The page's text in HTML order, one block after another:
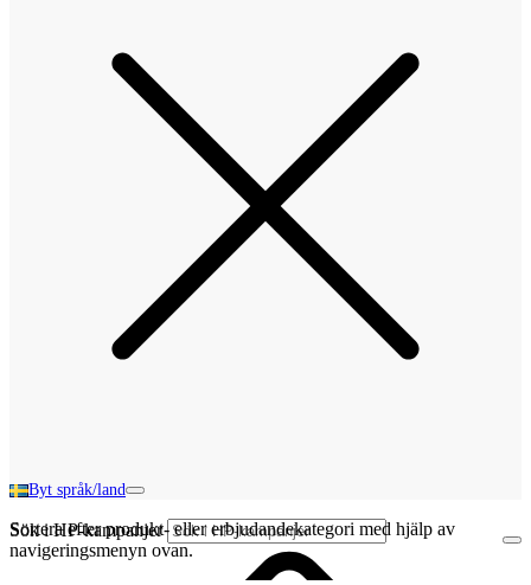
Byt språk/land
Sök i HP-kampanjer
Sortera efter produkt- eller erbjudandekategori med hjälp av
navigeringsmenyn ovan.